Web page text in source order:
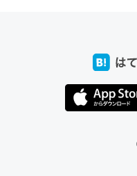
たいなのでネット環境